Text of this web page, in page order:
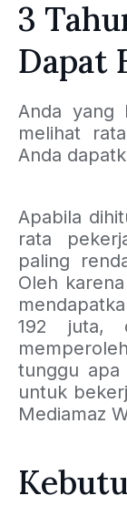
3
Dapat
Anda yang
melihat
Anda
Apabila
rata
paling
Oleh
192 juta,
tunggu apa
untuk
Mediamaz